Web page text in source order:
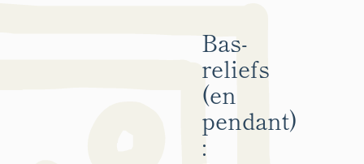
Bas-
reliefs
(en
pendant)
: